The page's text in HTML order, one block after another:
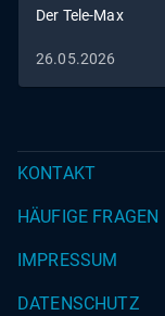
Der Tele-Max
26.05.2026
KONTAKT
HÄUFIGE FRAGEN
IMPRESSUM
DATENSCHUTZ